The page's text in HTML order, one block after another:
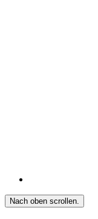
Nach oben scrollen.